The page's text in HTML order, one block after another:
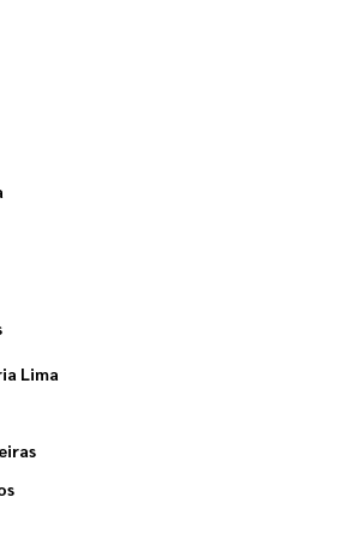
Lima